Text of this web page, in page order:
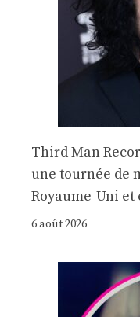
Third Man
une tournée de
Royaume-Uni
6 août 2026